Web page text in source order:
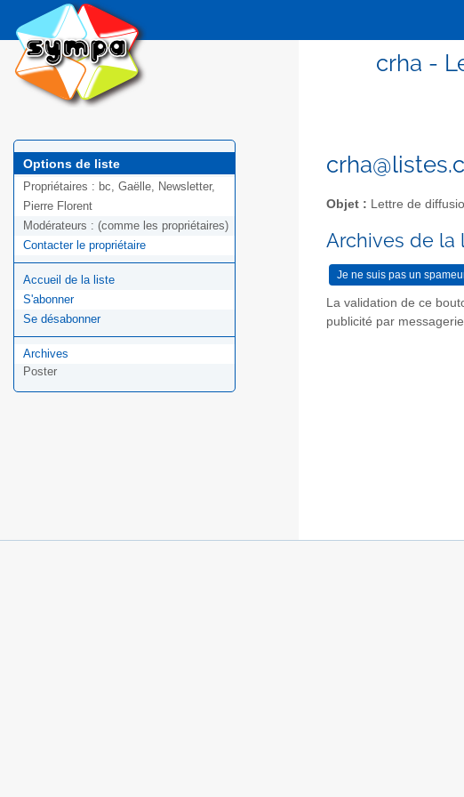
crha -
Options de liste
Propriétaires : bc, Gaëlle, Newsletter,
Pierre Florent
Modérateurs : (comme les propriétaires)
Contacter le propriétaire
Accueil de la liste
S'abonner
Se désabonner
Archives
Poster
Objet : Lettre de
Archives de la
La validation de ce
publicité par